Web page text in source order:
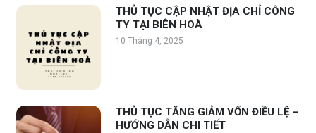
THỦ TỤC CẬP NHẬT ĐỊA CHỈ CÔNG
TY TẠI BIÊN HOÀ
10 Tháng 4, 2025
THỦ TỤC TĂNG GIẢM VỐN ĐIỀU LỆ –
HƯỚNG DẪN CHI TIẾT